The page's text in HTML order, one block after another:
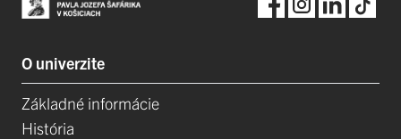
O univerzite
Základné informácie
História